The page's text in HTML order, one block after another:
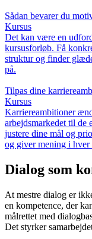
Sådan bevarer du
Kursus
Det kan være en
kursusforløb. Få
struktur og finder
på.
Tilpas dine
Kursus
Karriereambitioner
arbejdsmarkedet til de
justere dine mål og
og giver mening i hver
Dialog som
At mestre dialog er
en kompetence, der
målrettet med
Det styrker